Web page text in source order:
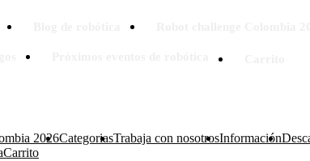
2026CategoriasTrabaja con nosotrosInformación
Carrito